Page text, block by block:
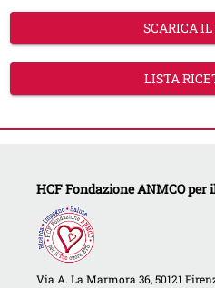
SCARICA IL
LISTA
HCF Fondazione ANMCO per
Via A. La Marmora 36, 50121